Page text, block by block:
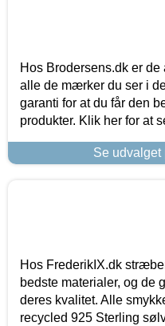
Hos Brodersens.dk er
alle de mærker du ser i
garanti for at du får den
produkter. Klik her for at
Se udvalget
Hos FrederikIX.dk
bedste materialer, og de
deres kvalitet. Alle
recycled 925 Sterling